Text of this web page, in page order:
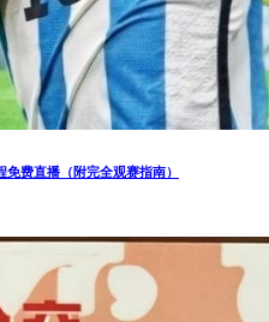
费直播（附完全观赛指南）